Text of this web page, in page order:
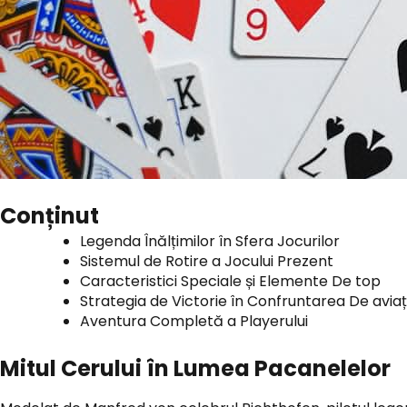
Conținut
Legenda Înălțimilor în Sfera Jocurilor
Sistemul de Rotire a Jocului Prezent
Caracteristici Speciale și Elemente De top
Strategia de Victorie în Confruntarea De
Aventura Completă a Playerului
Mitul Cerului în Lumea Pacanelelor